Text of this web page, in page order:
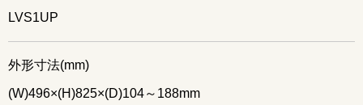
LVS1UP
外形寸法(mm)
(W)496×(H)825×(D)104～188mm